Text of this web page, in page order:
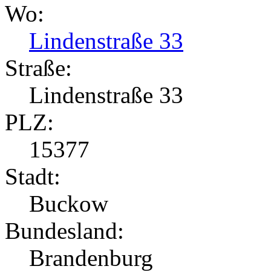
Wo:
Lindenstraße 33
Straße:
Lindenstraße 33
PLZ:
15377
Stadt:
Buckow
Bundesland:
Brandenburg